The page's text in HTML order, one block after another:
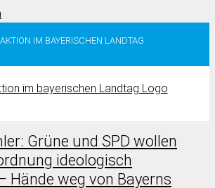
IM BAYERISCHEN LANDTAG
Grüne und SPD wollen
ideologisch
Hände weg von Bayerns